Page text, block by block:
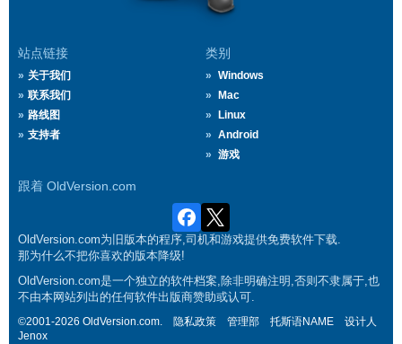
站点链接
关于我们
联系我们
路线图
支持者
类别
Windows
Mac
Linux
Android
游戏
跟着 OldVersion.com
OldVersion.com为旧版本的程序,司机和游戏提供免费软件下载.
那为什么不把你喜欢的版本降级!
OldVersion.com是一个独立的软件档案,除非明确注明,否则不隶属于,也
不由本网站列出的任何软件出版商赞助或认可.
©2001-2026 OldVersion.com. 隐私政策 管理部 托斯语NAME
设计人
Jenox